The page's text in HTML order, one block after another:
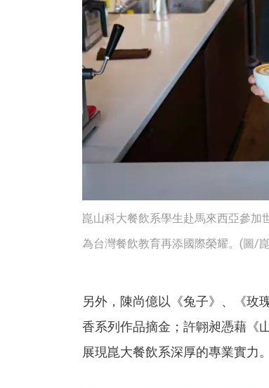
崑山科大餐飲系學生赴馬來西亞參加
為台灣餐飲教育再添國際榮耀。(圖/
另外，陳尚億以《兔子》、《玫
香系列作品摘金；許翺昶憑藉《
展現崑大餐飲系深厚的專業實力。